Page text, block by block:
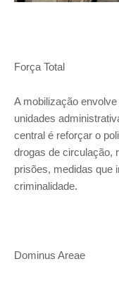
Força Total
A mobilização
unidades
central é reforçar o
drogas de circulação,
prisões, medidas que
criminalidade.
Dominus Areae